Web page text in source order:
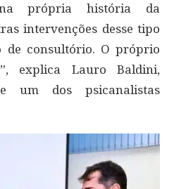
própria história da
intervenções desse tipo
de consultório. O próprio
explica Lauro Baldini,
um dos psicanalistas